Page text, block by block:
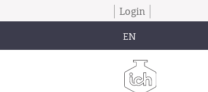
Login
EN